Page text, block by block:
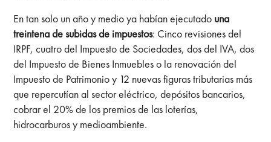
En tan solo un año y medio ya habían ejecutado una
treintena de subidas de impuestos: Cinco revisiones del
IRPF, cuatro del Impuesto de Sociedades, dos del IVA, dos
del Impuesto de Bienes Inmuebles o la renovación del
Impuesto de Patrimonio y 12 nuevas figuras tributarias más
que repercutían al sector eléctrico, depósitos bancarios,
cobrar el 20% de los premios de las loterías,
hidrocarburos y medioambiente.